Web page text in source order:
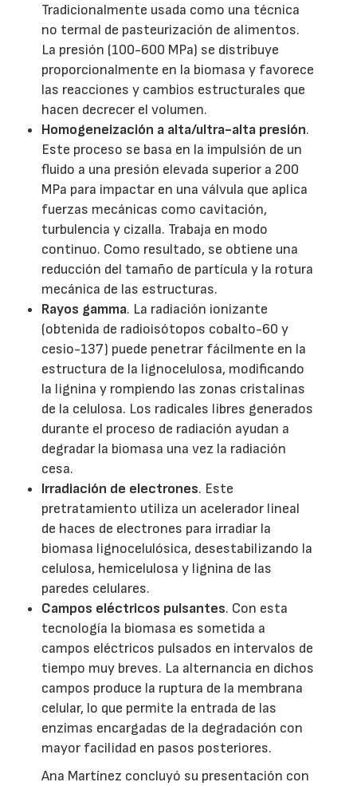
Tradicionalmente usada como una técnica
no termal de pasteurización de alimentos.
La presión (100-600 MPa) se distribuye
proporcionalmente en la biomasa y favorece
las reacciones y cambios estructurales que
hacen decrecer el volumen.
Homogeneización a alta/ultra-alta presión.
Este proceso se basa en la impulsión de un
fluido a una presión elevada superior a 200
MPa para impactar en una válvula que aplica
fuerzas mecánicas como cavitación,
turbulencia y cizalla. Trabaja en modo
continuo. Como resultado, se obtiene una
reducción del tamaño de partícula y la rotura
mecánica de las estructuras.
Rayos gamma. La radiación ionizante
(obtenida de radioisótopos cobalto-60 y
cesio-137) puede penetrar fácilmente en la
estructura de la lignocelulosa, modificando
la lignina y rompiendo las zonas cristalinas
de la celulosa. Los radicales libres generados
durante el proceso de radiación ayudan a
degradar la biomasa una vez la radiación
cesa.
Irradiación de electrones. Este
pretratamiento utiliza un acelerador lineal
de haces de electrones para irradiar la
biomasa lignocelulósica, desestabilizando la
celulosa, hemicelulosa y lignina de las
paredes celulares.
Campos eléctricos pulsantes. Con esta
tecnología la biomasa es sometida a
campos eléctricos pulsados en intervalos de
tiempo muy breves. La alternancia en dichos
campos produce la ruptura de la membrana
celular, lo que permite la entrada de las
enzimas encargadas de la degradación con
mayor facilidad en pasos posteriores.
Ana Martínez concluyó su presentación con